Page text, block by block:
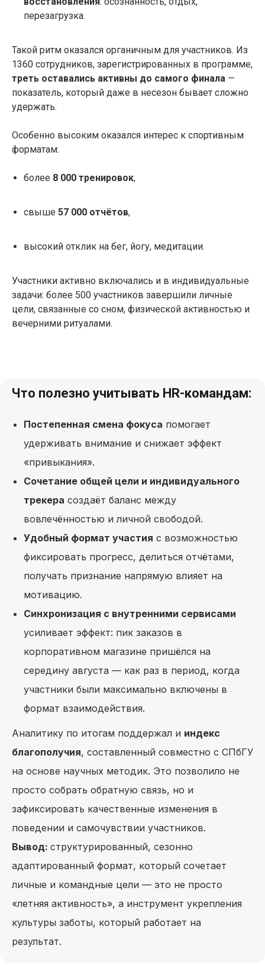
перезагрузка.
Такой ритм оказался органичным для участников. Из
1360 сотрудников, зарегистрированных в программе,
треть оставались активны до самого финала —
показатель, который даже в несезон бывает сложно
удержать.
Особенно высоким оказался интерес к спортивным
форматам:
более 8 000 тренировок,
свыше 57 000 отчётов,
высокий отклик на бег, йогу, медитации.
Участники активно включались и в индивидуальные
задачи: более 500 участников завершили личные
цели, связанные со сном, физической активностью и
вечерними ритуалами.
Что полезно учитывать HR-командам:
Постепенная смена фокуса помогает
удерживать внимание и снижает эффект
«привыкания».
Сочетание общей цели и индивидуального
трекера создаёт баланс между
вовлечённостью и личной свободой.
Удобный формат участия с возможностью
фиксировать прогресс, делиться отчётами,
получать признание напрямую влияет на
мотивацию.
Синхронизация с внутренними сервисами
усиливает эффект: пик заказов в
корпоративном магазине пришёлся на
середину августа — как раз в период, когда
участники были максимально включены в
формат взаимодействия.
Аналитику по итогам поддержал и индекс
благополучия, составленный совместно с СПбГУ
на основе научных методик. Это позволило не
просто собрать обратную связь, но и
зафиксировать качественные изменения в
поведении и самочувствии участников.
Вывод: структурированный, сезонно
адаптированный формат, который сочетает
личные и командные цели — это не просто
«летняя активность», а инструмент укрепления
культуры заботы, который работает на
результат.
Смотреть все
Новости
и публикации
распространение или иное использование материала без